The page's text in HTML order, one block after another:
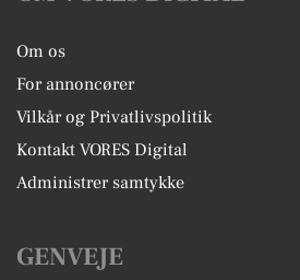
Om os
For annoncører
Vilkår og Privatlivspolitik
Kontakt VORES Digital
Administrer samtykke
GENVEJE